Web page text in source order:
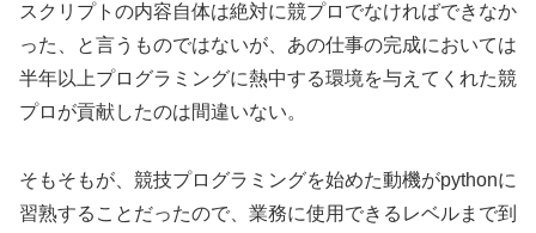
スクリプトの内容自体は絶対に競プロでなければできなか
った、と言うものではないが、あの仕事の完成においては
半年以上プログラミングに熱中する環境を与えてくれた競
プロが貢献したのは間違いない。
そもそもが、競技プログラミングを始めた動機がpythonに
習熟することだったので、業務に使用できるレベルまで到